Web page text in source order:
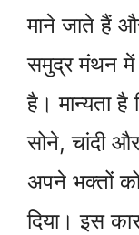
माने जाते हैं
समुद्र मंथन में
है। मान्यता
सोने, चांदी
अपने भक्तों
दिया। इस